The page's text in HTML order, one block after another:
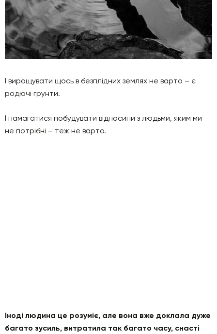
І вирощувати щось в безплідних землях не варто – є
родючі грунти.
І намагатися побудувати відносини з людьми, яким ми
не потрібні – теж не варто.
Іноді людина це розуміє, але вона вже доклала дуже
багато зусиль, витратила так багато часу, снасті